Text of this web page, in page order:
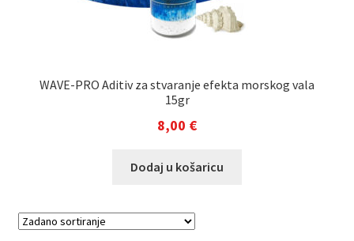
WAVE-PRO Aditiv za stvaranje efekta morskog vala
15gr
8,00 €
Dodaj u košaricu